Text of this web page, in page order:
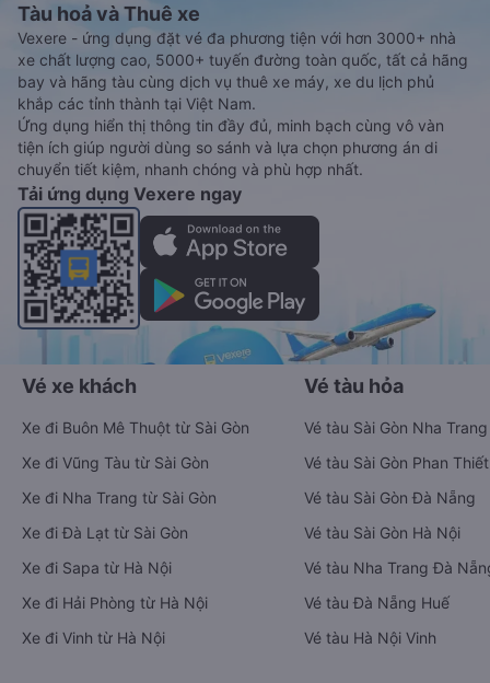
Tàu hoả và Thuê xe
Vexere - ứng dụng đặt vé đa phương tiện với hơn 3000+ nhà
xe chất lượng cao, 5000+ tuyến đường toàn quốc, tất cả hãng
bay và hãng tàu cùng dịch vụ thuê xe máy, xe du lịch phủ
khắp các tỉnh thành tại Việt Nam.
Ứng dụng hiển thị thông tin đầy đủ, minh bạch cùng vô vàn
tiện ích giúp người dùng so sánh và lựa chọn phương án di
chuyển tiết kiệm, nhanh chóng và phù hợp nhất.
Tải ứng dụng Vexere ngay
Vé xe khách
Xe đi Buôn Mê Thuột từ Sài Gòn
Xe đi Vũng Tàu từ Sài Gòn
Xe đi Nha Trang từ Sài Gòn
Xe đi Đà Lạt từ Sài Gòn
Xe đi Sapa từ Hà Nội
Xe đi Hải Phòng từ Hà Nội
Xe đi Vinh từ Hà Nội
Vé tàu hỏa
Vé tàu Sài Gòn Nha Trang
Vé tàu Sài Gòn Phan Thiết
Vé tàu Sài Gòn Đà Nẵng
Vé tàu Sài Gòn Hà Nội
Vé tàu Nha Trang Đà
Vé tàu Đà Nẵng Huế
Vé tàu Hà Nội Vinh